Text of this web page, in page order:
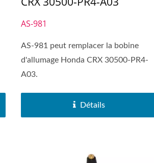
AS-981
AS-981 peut remplacer la bobine
d'allumage Honda CRX 30500-PR4-
A03.
Détails